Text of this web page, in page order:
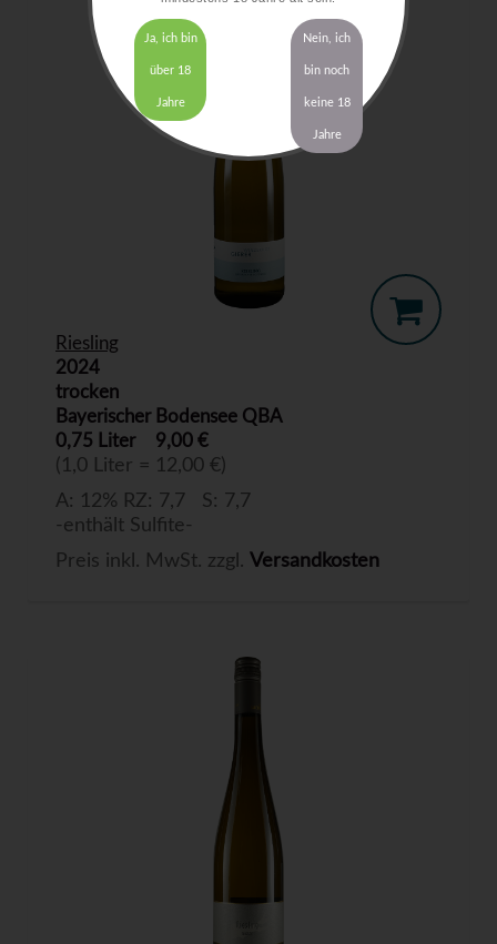
Riesling
2024
trocken
Bayerischer Bodensee QBA
0,75 Liter
9,00 €
(1,0 Liter = 12,00 €)
A: 12% RZ: 7,7 S: 7,7
-enthält Sulfite-
Preis inkl. MwSt. zzgl. Versandkosten
Ja, ich bin
über 18
Jahre
Nein, ich
bin noch
keine 18
Jahre